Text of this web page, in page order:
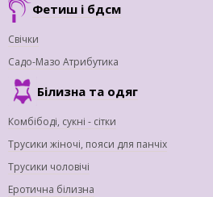
Фетиш і бдсм
Свічки
Садо-Мазо Атрибутика
Білизна та одяг
Комбібоді, сукні - сітки
Трусики жіночі, пояси для панчіх
Трусики чоловічі
Еротична білизна